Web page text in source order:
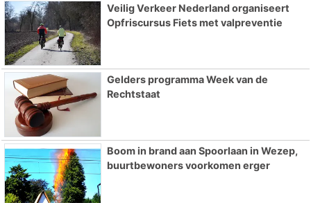
Veilig Verkeer Nederland organiseert
Opfriscursus Fiets met valpreventie
Gelders programma Week van de
Rechtstaat
Boom in brand aan Spoorlaan in Wezep,
buurtbewoners voorkomen erger